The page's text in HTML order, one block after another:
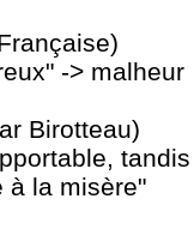
-> malheur
Birotteau)
à la misère"